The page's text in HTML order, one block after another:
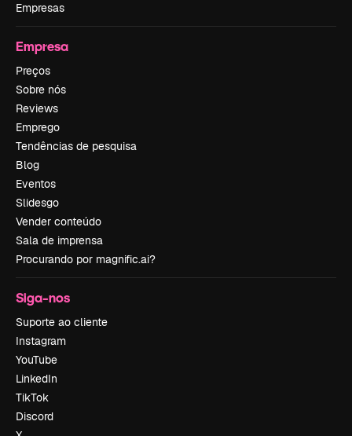
Empresas
Empresa
Preços
Sobre nós
Reviews
Emprego
Tendências de pesquisa
Blog
Eventos
Slidesgo
Vender conteúdo
Sala de imprensa
Procurando por magnific.ai?
Siga-nos
Suporte ao cliente
Instagram
YouTube
LinkedIn
TikTok
Discord